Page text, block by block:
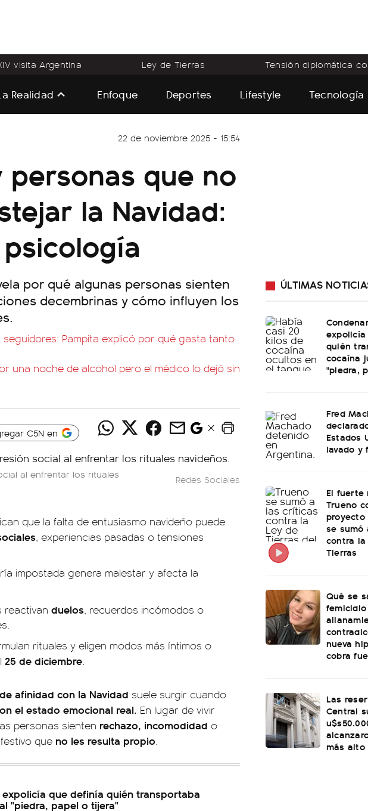
visita Argentina Ley de Tierras Tensión diplomática
Realidad Enfoque Deportes Lifestyle Tecnología
22 de noviembre 2025 - 15:54
personas que no
la Navidad:
por qué algunas personas sienten
decembrinas y cómo influyen los
Pampita explicó por qué gasta tanto
una noche de alcohol pero el médico lo dejó sin
C5N en
al enfrentar los rituales
Redes Sociales
que la falta de entusiasmo navideño puede
, experiencias pasadas o tensiones
impostada genera malestar y afecta la
reactivan duelos, recuerdos incómodos o
rituales y eligen modos más íntimos o
25 de diciembre.
afinidad con la Navidad suele surgir cuando
el estado emocional real. En lugar de vivir
personas sienten rechazo, incomodidad o
que no les resulta propio.
que definía quién transportaba
"piedra, papel o tijera"
ÚLTIMAS
quién
cocaína
"piedra,
Fred
Estados
lavado y
El fuerte
Trueno
proyecto
se sumó
contra
Tierras
Qué se
nueva
cobra
Las
Central
más alto